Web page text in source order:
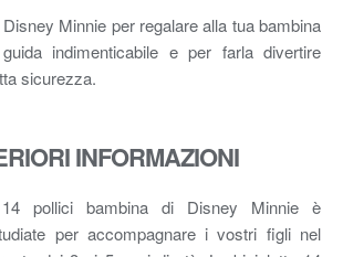
Minnie per regalare alla tua bambina
indimenticabile e per farla divertire
sicurezza.
INFORMAZIONI
pollici bambina di Disney Minnie è
per accompagnare i vostri figli nel